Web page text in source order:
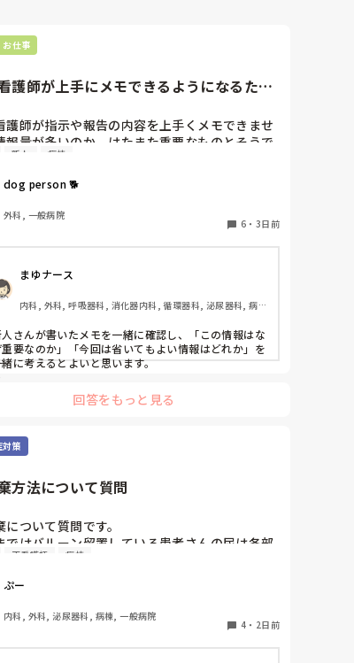
！
お仕事
護師が上手にメモできるようになるため
護師が指示や報告の内容を上手くメモできませ
報量が多いのか、はたまた重要なものとそうで
のの仕分けができないのか…  肝心な事柄を逃
出来るだけゆっくり指示・報告するよう皆で努
います。
新人 病棟
dog person 🐕
外科, 一般病院
6 ・ 3日前
まゆナース
内科, 外科, 呼吸器科, 消化器内科, 循環器科, 泌尿器科, 病
さんが書いたメモを一緒に確認し、「この情報はな
要なのか」「今回は省いてもよい情報はどれか」を
に考えるとよいと思います。
だ間違いを指摘するのではなく、患者さんの状態や報
の目的に照らして振り返ることで、重要度を判断する
多く書いてしまうことも自然だと思うので、繰り返
緒に整理しながら、必要な内容を選べるよう支援す
回答をもっと見る
対策
方法について質問
について質問です。
ではバルーン留置している患者さんの尿は各部
イレに破棄する形でしたが、感染予防上汚物処
尿はすぐに汚物処理室に持っていくという非効
法になってます。尿破棄人数は10人近くになる
室と汚物処理室を10往復する形に。結果尿破棄
がかかってます。
正看護師 病棟
ぷー
内科, 外科, 泌尿器科, 病棟, 一般病院
4 ・ 2日前